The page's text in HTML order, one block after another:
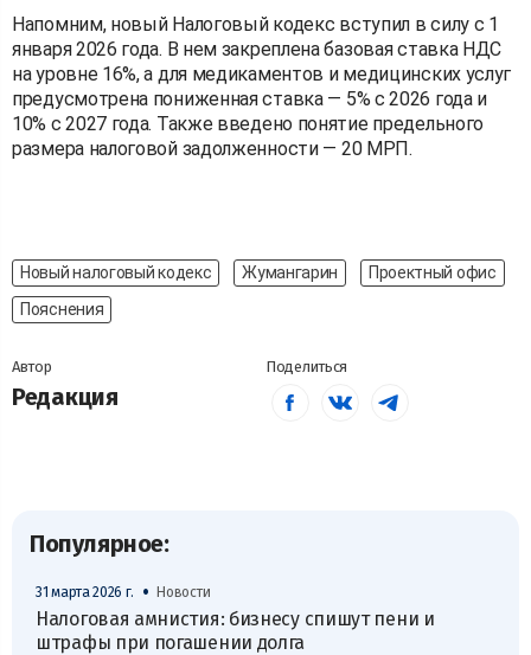
Напомним, новый Налоговый кодекс вступил в силу с 1
января 2026 года. В нем закреплена базовая ставка НДС
на уровне 16%, а для медикаментов и медицинских услуг
предусмотрена пониженная ставка — 5% с 2026 года и
10% с 2027 года. Также введено понятие предельного
размера налоговой задолженности — 20 МРП.
Новый налоговый кодекс Жумангарин
Проектный офис
Пояснения
Автор
Редакция
Поделиться
Популярное:
31 марта 2026 г. • Новости
Налоговая амнистия: бизнесу спишут пени и
штрафы при погашении долга